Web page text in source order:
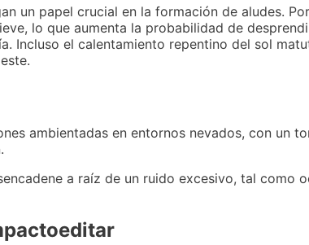
un papel crucial en la formación de aludes.
lo que aumenta la probabilidad de
Incluso el calentamiento repentino del sol
ambientadas en entornos nevados, con un
a raíz de un ruido excesivo, tal como